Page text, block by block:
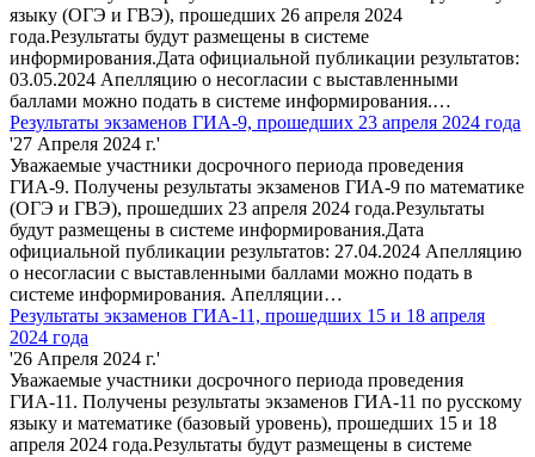
языку (ОГЭ и ГВЭ), прошедших 26 апреля 2024
года.Результаты будут размещены в системе
информирования.Дата официальной публикации результатов:
03.05.2024 Апелляцию о несогласии с выставленными
баллами можно подать в системе информирования.…
Результаты экзаменов ГИА-9, прошедших 23 апреля 2024 года
'27 Апреля 2024 г.'
Уважаемые участники досрочного периода проведения
ГИА-9. Получены результаты экзаменов ГИА-9 по математике
(ОГЭ и ГВЭ), прошедших 23 апреля 2024 года.Результаты
будут размещены в системе информирования.Дата
официальной публикации результатов: 27.04.2024 Апелляцию
о несогласии с выставленными баллами можно подать в
системе информирования. Апелляции…
Результаты экзаменов ГИА-11, прошедших 15 и 18 апреля
2024 года
'26 Апреля 2024 г.'
Уважаемые участники досрочного периода проведения
ГИА-11. Получены результаты экзаменов ГИА-11 по русскому
языку и математике (базовый уровень), прошедших 15 и 18
апреля 2024 года.Результаты будут размещены в системе